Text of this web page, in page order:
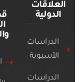
العلاقات
الدولية
الدراسات
الآسيوية
الدراسات